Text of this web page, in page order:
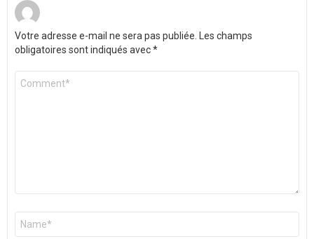
Votre adresse e-mail ne sera pas publiée.
Les champs
obligatoires sont indiqués avec*
Commentaire
Nom